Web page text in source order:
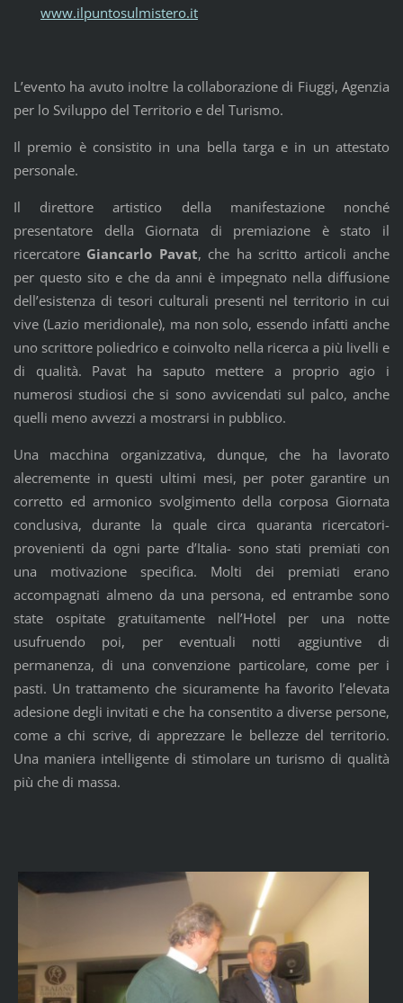
www.ilpuntosulmistero.it
L’evento ha avuto inoltre la collaborazione di Fiuggi, Agenzia
per lo Sviluppo del Territorio e del Turismo.
Il premio è consistito in una bella targa e in un attestato
personale.
Il direttore artistico della manifestazione nonché
presentatore della Giornata di premiazione è stato il
ricercatore Giancarlo Pavat, che ha scritto articoli anche
per questo sito e che da anni è impegnato nella diffusione
dell’esistenza di tesori culturali presenti nel territorio in cui
vive (Lazio meridionale), ma non solo, essendo infatti anche
uno scrittore poliedrico e coinvolto nella ricerca a più livelli e
di qualità. Pavat ha saputo mettere a proprio agio i
numerosi studiosi che si sono avvicendati sul palco, anche
quelli meno avvezzi a mostrarsi in pubblico.
Una macchina organizzativa, dunque, che ha lavorato
alecremente in questi ultimi mesi, per poter garantire un
corretto ed armonico svolgimento della corposa Giornata
conclusiva, durante la quale circa quaranta ricercatori-
provenienti da ogni parte d’Italia- sono stati premiati con
una motivazione specifica. Molti dei premiati erano
accompagnati almeno da una persona, ed entrambe sono
state ospitate gratuitamente nell’Hotel per una notte
usufruendo poi, per eventuali notti aggiuntive di
permanenza, di una convenzione particolare, come per i
pasti. Un trattamento che sicuramente ha favorito l’elevata
adesione degli invitati e che ha consentito a diverse persone,
come a chi scrive, di apprezzare le bellezze del territorio.
Una maniera intelligente di stimolare un turismo di qualità
più che di massa.